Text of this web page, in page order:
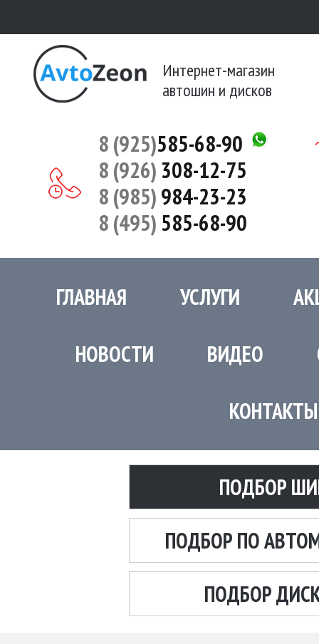
Интернет-магазин
автошин и дисков
8 (925)585-68-90
8 (926) 308-12-75
8 (985)984-23-23
8 (495)585-68-90
ГЛАВНАЯ УСЛУГИ
НОВОСТИ ВИДЕО
КОНТАКТЫ
ПОДБОР
ПОДБОР ПО
ПОДБОР